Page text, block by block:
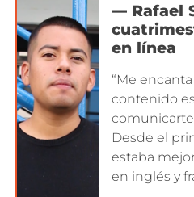
— Rafael
en línea
“Me
contenido
comunicarte
Desde el
estaba
en inglés y